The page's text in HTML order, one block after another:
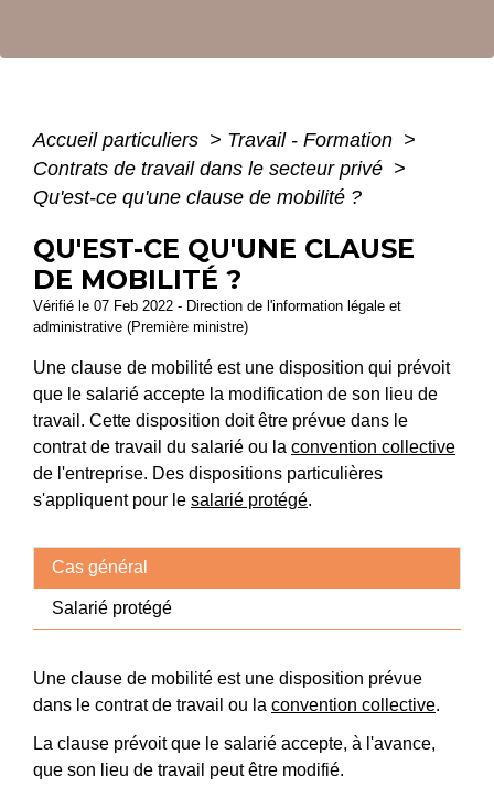
Accueil particuliers > Travail - Formation >
Contrats de travail dans le secteur privé >
Qu'est-ce qu'une clause de mobilité ?
QU'EST-CE QU'UNE CLAUSE
DE MOBILITÉ ?
Vérifié le 07 Feb 2022 - Direction de l'information légale et
administrative (Première ministre)
Une clause de mobilité est une disposition qui prévoit
que le salarié accepte la modification de son lieu de
travail. Cette disposition doit être prévue dans le
contrat de travail du salarié ou la convention collective
de l'entreprise. Des dispositions particulières
s'appliquent pour le salarié protégé.
Cas général
Salarié protégé
Une clause de mobilité est une disposition prévue
dans le contrat de travail ou la convention collective.
La clause prévoit que le salarié accepte, à l'avance,
que son lieu de travail peut être modifié.